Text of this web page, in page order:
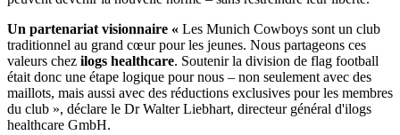
Un partenariat visionnaire « Les Munich Cowboys sont un club
traditionnel au grand cœur pour les jeunes. Nous partageons ces
valeurs chez ilogs healthcare. Soutenir la division de flag football
était donc une étape logique pour nous – non seulement avec des
maillots, mais aussi avec des réductions exclusives pour les membres
du club », déclare le Dr Walter Liebhart, directeur général d'ilogs
healthcare GmbH.